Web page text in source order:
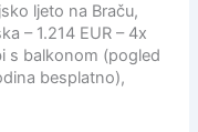
ljeto na Braču,
– 1.214 EUR – 4x
s balkonom (pogled
besplatno),